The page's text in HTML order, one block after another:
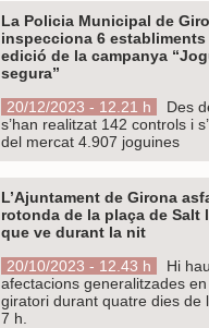
La Policia Municipal de
inspecciona 6 establiments
edició de la campanya
segura”
20/12/2023 - 12.21 h
Des
s’han realitzat 142 controls i
del mercat 4.907 joguines
L’Ajuntament de Girona
rotonda de la plaça de Salt
que ve durant la nit
20/10/2023 - 12.43 h
Hi
afectacions generalitzades en
giratori durant quatre dies de
7 h.